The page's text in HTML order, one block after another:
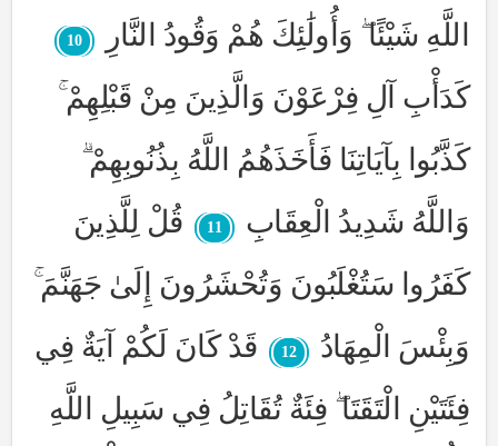
اللَّهِ شَيْئًا ۖ وَأُولَٰئِكَ هُمْ وَقُودُ النَّارِ
10
كَدَأْبِ آلِ فِرْعَوْنَ وَالَّذِينَ مِنْ قَبْلِهِمْ ۚ
كَذَّبُوا بِآيَاتِنَا فَأَخَذَهُمُ اللَّهُ بِذُنُوبِهِمْ ۗ
وَاللَّهُ شَدِيدُ الْعِقَابِ
11
قُلْ لِلَّذِينَ
كَفَرُوا سَتُغْلَبُونَ وَتُحْشَرُونَ إِلَىٰ جَهَنَّمَ ۚ
وَبِئْسَ الْمِهَادُ
12
قَدْ كَانَ لَكُمْ آيَةٌ فِي
فِئَتَيْنِ الْتَقَتَا ۖ فِئَةٌ تُقَاتِلُ فِي سَبِيلِ اللَّهِ